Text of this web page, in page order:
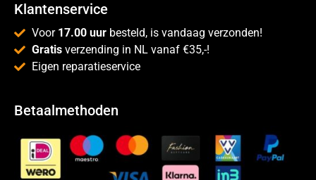
Klantenservice
Voor 17.00 uur besteld, is vandaag verzonden!
Gratis verzending in NL vanaf €35,-!
Eigen reparatieservice
Betaalmethoden